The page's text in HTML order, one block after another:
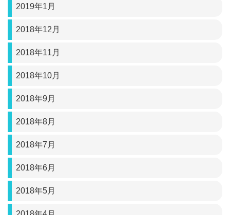
2019年1月
2018年12月
2018年11月
2018年10月
2018年9月
2018年8月
2018年7月
2018年6月
2018年5月